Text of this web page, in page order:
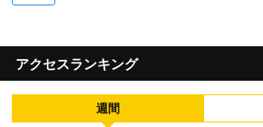
アクセスランキング
週間